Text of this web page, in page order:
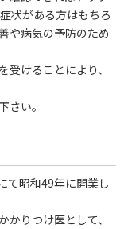
状がある方はもちろ
や病気の予防のため
けることにより、
さい。
て昭和49年に開業し
りつけ医として、